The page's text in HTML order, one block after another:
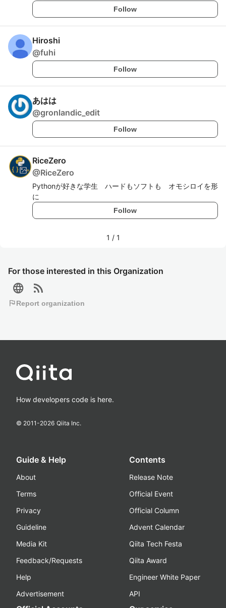
For those interested in this Organization
language rss_feed
flagReport organization
Follow
Hiroshi
@fuhi
Follow
あはは
@gronlandic_edit
Follow
RiceZero
@RiceZero
Pythonが好きな学生 ハードもソフトも オモシロイを形
に
Follow
1 / 1
How developers code is here.
© 2011-2026 Qiita Inc.
Guide & Help
About
Terms
Privacy
Guideline
Media Kit
Feedback/Requests
Help
Advertisement
Contents
Release Note
Official Event
Official Column
Advent Calendar
Qiita Tech Festa
Qiita Award
Engineer White Paper
API